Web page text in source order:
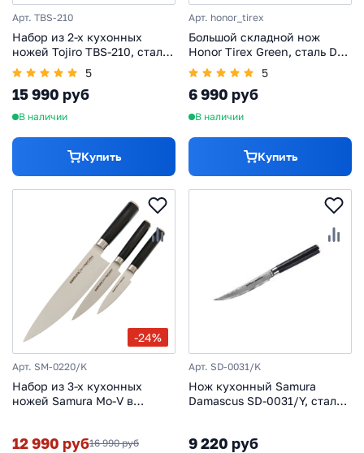
Арт. TBS-210
Набор из 2-х кухонных
ножей Tojiro TBS-210, сталь
VG-10, рукоять дерево,
черный
5
15 990 руб
В наличии
Купить
Арт. honor_tirex
Большой складной нож
Honor Tirex Green, сталь D2,
рукоять G10
5
6 990 руб
В наличии
Купить
-24%
Арт. SM-0220/K
Набор из 3-х кухонных
ножей Samura Mo-V в
AUS-8, рукоять G10
12 990 руб16 990 руб
Арт. SD-0031/K
Нож кухонный Samura
Damascus SD-0031/Y, сталь
9 220 руб